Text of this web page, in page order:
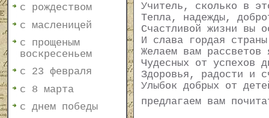
с рождеством
с масленицей
с прощеным
воскресеньем
с 23 февраля
с 8 марта
с днем победы
Учитель, сколько в
Тепла, надежды,
Счастливой жизни вы
И слава гордая
Желаем вам рассветов
Чудесных от успехов
Здоровья, радости и
Улыбок добрых от
предлагаем вам